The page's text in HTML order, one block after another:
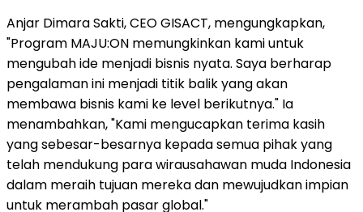
Anjar Dimara Sakti, CEO GISACT, mengungkapkan,
"Program MAJU:ON memungkinkan kami untuk
mengubah ide menjadi bisnis nyata. Saya berharap
pengalaman ini menjadi titik balik yang akan
membawa bisnis kami ke level berikutnya." Ia
menambahkan, "Kami mengucapkan terima kasih
yang sebesar-besarnya kepada semua pihak yang
telah mendukung para wirausahawan muda Indonesia
dalam meraih tujuan mereka dan mewujudkan impian
untuk merambah pasar global."